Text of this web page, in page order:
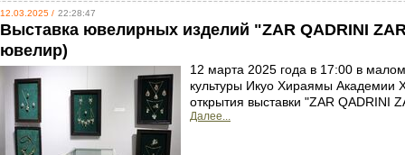
12.03.2025 / 22:28:47
Выставка ювелирных изделий "ZAR QADRINI
ювелир)
12 марта 2025 года в 17:00 в
культуры Икуо Хираямы Академии
открытия выставки "ZAR QADRINI
Далее...